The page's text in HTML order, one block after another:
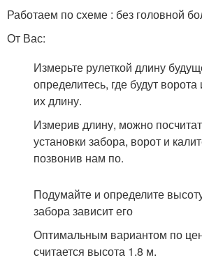
Работаем по схеме : без головной
От Вас:
Измерьте рулеткой длину
определитесь, где будут
их длину.
Измерив длину, можно
установки забора, ворот и
позвонив нам по.
Подумайте и определите
забора зависит его
Оптимальным вариантом по
считается высота 1.8 м.